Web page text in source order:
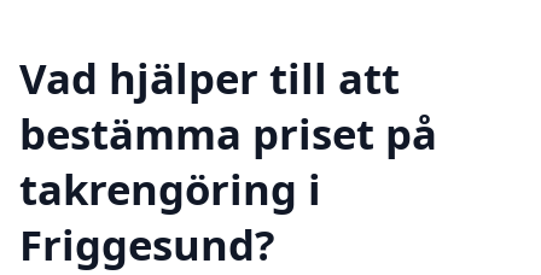
Vad hjälper till att
bestämma priset på
takrengöring i
Friggesund?